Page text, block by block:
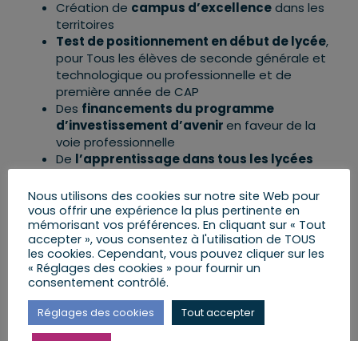
Création de campus d’excellencedans les
territoires
Test de positionnement en début de lycée,
pour Tous les élèves de seconde générale et
technologique ou professionnelle et de
première année de CAP
Des financements du programme
d’investissement d’aveniren faveur de la
voie professionnelle
De l’apprentissage dans tous les lycées
Développement des formations tournées vers
l’avenir ettransformation progressive des
filières non insérantes
Partenariat renouvelé avec les entreprises
CAP en 1, 2 ou 3 ans
Taux d’insertions de chaque formation
Seconde professionnelle organisée en
familles de métiers, progressivement
Nous utilisons des cookies sur notre site Web pour
vous offrir une expérience la plus pertinente en
mémorisant vos préférences. En cliquant sur « Tout
accepter », vous consentez à l'utilisation de TOUS
les cookies. Cependant, vous pouvez cliquer sur les
« Réglages des cookies » pour fournir un
consentement contrôlé.
Réglages des cookies Tout accepter